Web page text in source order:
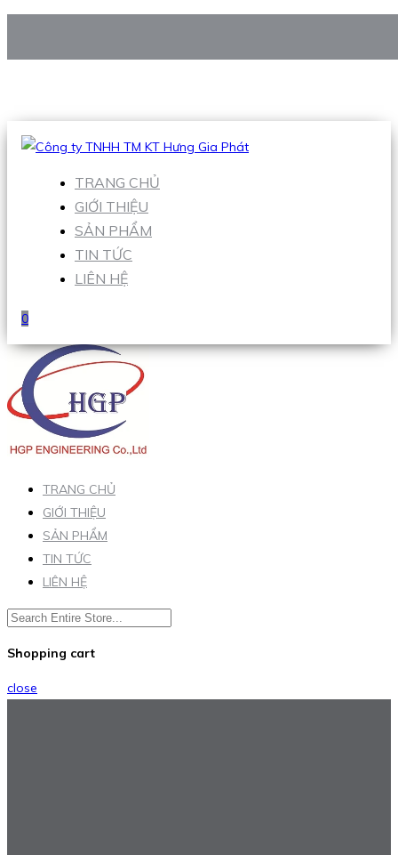
Hotline:0938 906 663
TRANG CHỦ
GIỚI THIỆU
SẢN PHẨM
TIN TỨC
LIÊN HỆ
0
TRANG CHỦ
GIỚI THIỆU
SẢN PHẨM
TIN TỨC
LIÊN HỆ
Shopping cart
close